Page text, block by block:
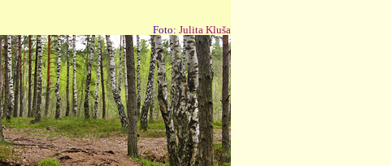
Foto: Julita Kluša